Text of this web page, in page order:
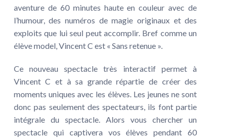
aventure de 60 minutes haute en couleur avec de
l’humour, des numéros de magie originaux et des
exploits que lui seul peut accomplir. Bref comme un
élève model, Vincent C est « Sans retenue ».
Ce nouveau spectacle très interactif permet à
Vincent C et à sa grande répartie de créer des
moments uniques avec les élèves. Les jeunes ne sont
donc pas seulement des spectateurs, ils font partie
intégrale du spectacle. Alors vous chercher un
spectacle qui captivera vos élèves pendant 60